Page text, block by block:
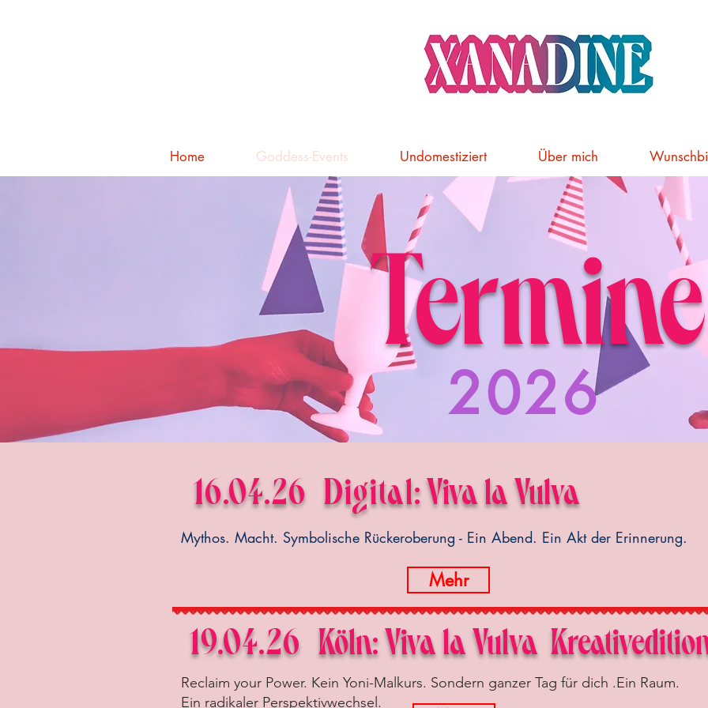
Home Goddess-Events Undomestiziert Über mich
Termine
2026
16.04.26 Digital:Viva la Vulva
Mythos. Macht. Symbolische Rückeroberung - Ein Abend. Ein Akt der Erinnerung.
Mehr
19.04.26 Köln:Viva la Vulva
Reclaim your Power. Kein Yoni-Malkurs. Sondern ganzer Tag für dich .Ein Raum.
Ein radikaler Perspektivwechsel.